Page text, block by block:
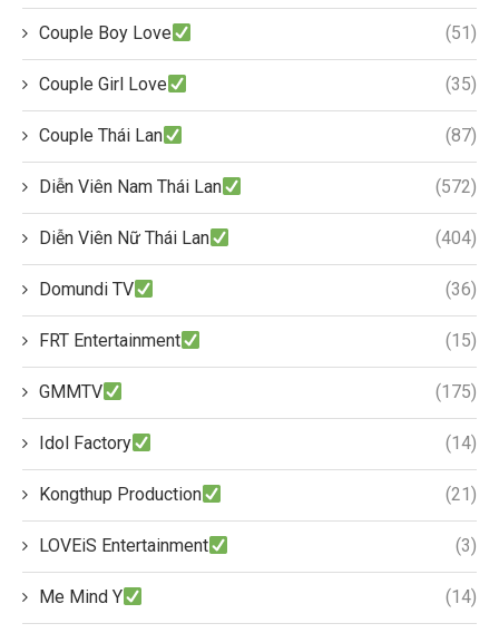
Couple Boy Love (51)
Couple Girl Love (35)
Couple Thái Lan (87)
Diễn Viên Nam Thái Lan (572)
Diễn Viên Nữ Thái Lan (404)
Domundi TV (36)
FRT Entertainment (15)
GMMTV (175)
Idol Factory (14)
Kongthup Production (21)
LOVEiS Entertainment (3)
Me Mind Y (14)